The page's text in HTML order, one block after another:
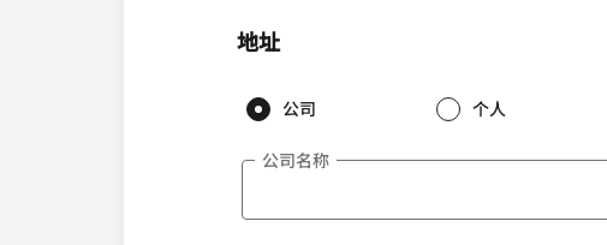
地址
公司 个人
公司名称